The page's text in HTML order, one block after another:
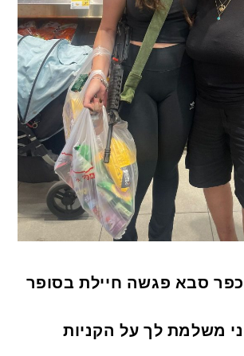
סבא פגשה חיילת בסופר
משלמת לך על הקניות